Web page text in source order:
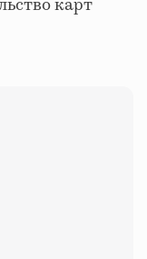
карт